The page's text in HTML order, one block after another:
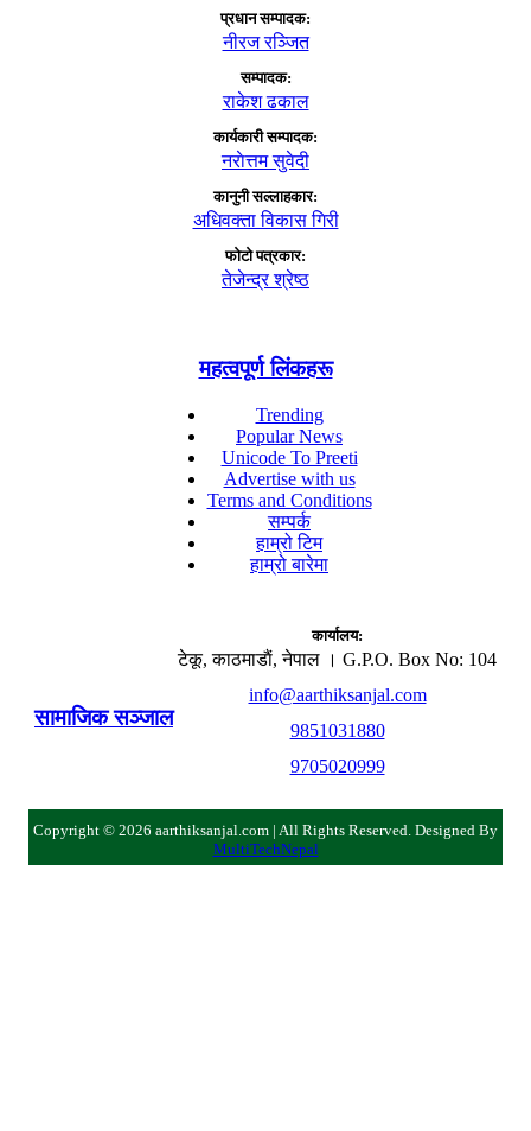
प्रधान सम्पादक:
नीरज रञ्जित
सम्पादक:
राकेश ढकाल
कार्यकारी सम्पादक:
नराेत्तम सुवेदी
कानुनी सल्लाहकार:
अधिवक्ता विकास गिरी
फाेटाे पत्रकार:
तेजेन्द्र श्रेष्ठ
महत्वपूर्ण लिंकहरू
Trending
Popular News
Unicode To Preeti
Advertise with us
Terms and Conditions
सम्पर्क
हाम्रो टिम
हाम्रो बारेमा
सामाजिक सञ्जाल
कार्यालय:
टेकू, काठमाडाैं, नेपाल । G.P.O. Box No: 104
info@aarthiksanjal.com
9851031880
9705020999
Copyright © 2026 aarthiksanjal.com | All Rights Reserved. Designed By
MultiTechNepal